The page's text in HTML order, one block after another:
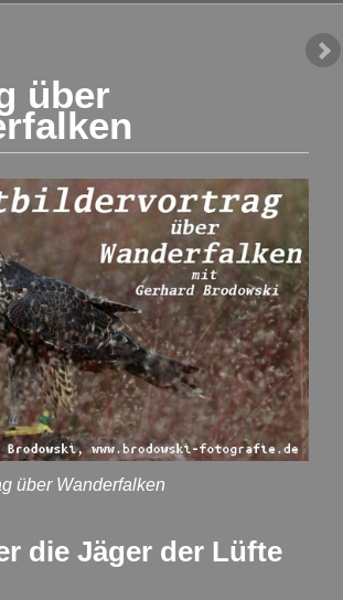
über
über Wanderfalken
die Jäger der Lüfte